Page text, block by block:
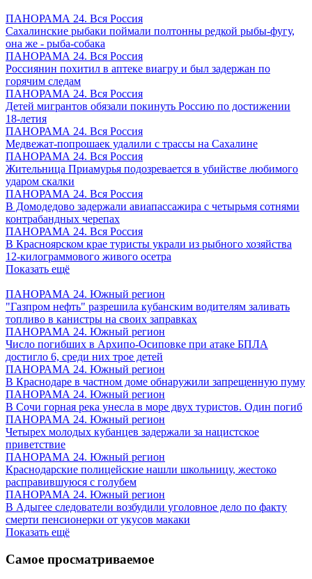
ПАНОРАМА 24. Вся Россия
Сахалинские рыбаки поймали полтонны редкой рыбы-фугу,
она же - рыба-собака
ПАНОРАМА 24. Вся Россия
Россиянин похитил в аптеке виагру и был задержан по
горячим следам
ПАНОРАМА 24. Вся Россия
Детей мигрантов обязали покинуть Россию по достижении
18-летия
ПАНОРАМА 24. Вся Россия
Медвежат-попрошаек удалили с трассы на Сахалине
ПАНОРАМА 24. Вся Россия
Жительница Приамурья подозревается в убийстве любимого
ударом скалки
ПАНОРАМА 24. Вся Россия
В Домодедово задержали авиапассажира с четырьмя сотнями
контрабандных черепах
ПАНОРАМА 24. Вся Россия
В Красноярском крае туристы украли из рыбного хозяйства
12-килограммового живого осетра
Показать ещё
ПАНОРАМА 24. Южный регион
"Газпром нефть" разрешила кубанским водителям заливать
топливо в канистры на своих заправках
ПАНОРАМА 24. Южный регион
Число погибших в Архипо-Осиповке при атаке БПЛА
достигло 6, среди них трое детей
ПАНОРАМА 24. Южный регион
В Краснодаре в частном доме обнаружили запрещенную пуму
ПАНОРАМА 24. Южный регион
В Сочи горная река унесла в море двух туристов. Один погиб
ПАНОРАМА 24. Южный регион
Четырех молодых кубанцев задержали за нацистское
приветствие
ПАНОРАМА 24. Южный регион
Краснодарские полицейские нашли школьницу, жестоко
расправившуюся с голубем
ПАНОРАМА 24. Южный регион
В Адыгее следователи возбудили уголовное дело по факту
смерти пенсионерки от укусов макаки
Показать ещё
Самое просматриваемое